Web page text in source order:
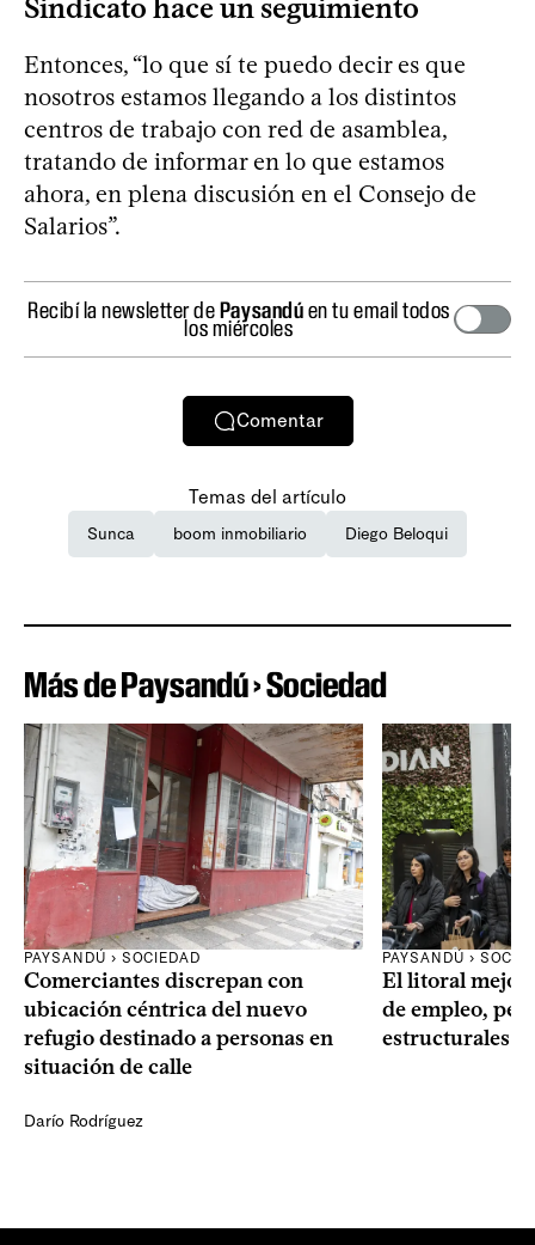
Sindicato hace un seguimiento
Entonces, “lo que sí te puedo decir es que
nosotros estamos llegando a los distintos
centros de trabajo con red de asamblea,
tratando de informar en lo que estamos
ahora, en plena discusión en el Consejo de
Salarios”.
Recibí la newsletter dePaysandúen tu email todos
los miércoles
Comentar
Temas del artículo
Sunca boom inmobiliario Diego Beloqui
Más de Paysandú › Sociedad
PAYSANDÚ › SOCIEDAD
Comerciantes discrepan con
ubicación céntrica del nuevo
refugio destinado a personas en
situación de calle
Darío Rodríguez
PAYSANDÚ ›
El litoral
de empleo,
estructurales